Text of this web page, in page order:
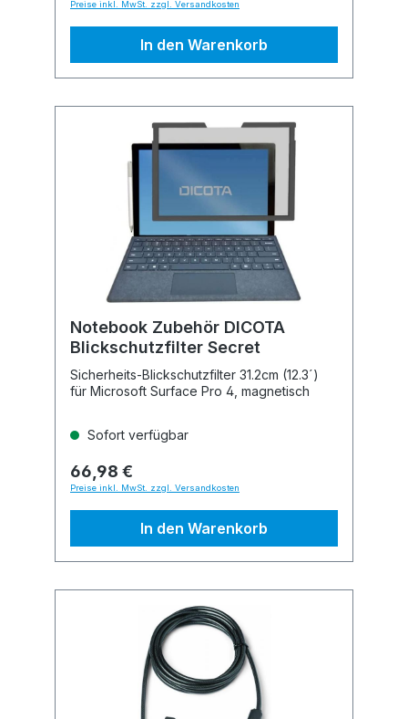
Preise inkl. MwSt. zzgl. Versandkosten
In den Warenkorb
Notebook Zubehör DICOTA
Blickschutzfilter Secret
Sicherheits-Blickschutzfilter 31.2cm (12.3´)
für Microsoft Surface Pro 4, magnetisch
Sofort verfügbar
66,98 €
Preise inkl. MwSt. zzgl. Versandkosten
In den Warenkorb